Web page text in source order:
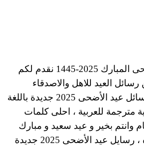
مع حلول عيد الأضحى المبارك 2025-1445 نقدم لكم
العيد للاهل والاصدقاء
وللحبيب ، اجمل رسائل عيد الأضحى 2025 جديدة باللغة
مترجمة للعربية ، احلى كلمات
وانتم بخير و عيد سعيد و مبارك
وعساكم من عواده ، رسايل عيد الأضحى 2025 جديدة